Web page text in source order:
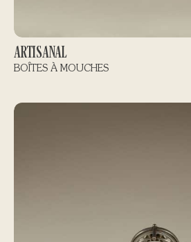
ARTISANAL
BOÎTES À MOUCHES